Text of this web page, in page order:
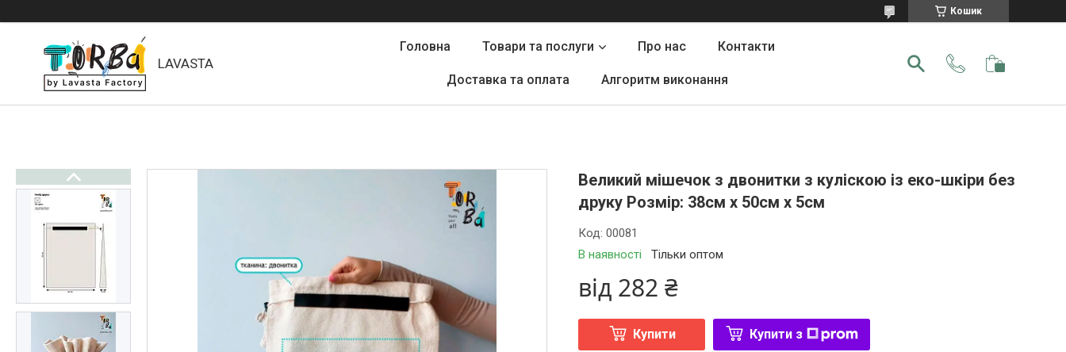
Кошик
LAVASTA
Головна Товари та послуги Про нас Контакти
Доставка та оплата Алгоритм виконання
Великий мішечок з двонитки з куліскою із еко-шкіри без
друку Розмір: 38см х 50см х 5см
В наявності Тільки оптом
Код:00081
від 282 ₴
Купити Купити з